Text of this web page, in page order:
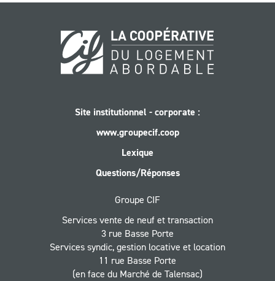
Site institutionnel - corporate :
www.groupecif.coop
Lexique
Questions/Réponses
Groupe CIF
Services vente de neuf et transaction
3 rue Basse Porte
Services syndic, gestion locative et location
11 rue Basse Porte
(en face du Marché de Talensac)